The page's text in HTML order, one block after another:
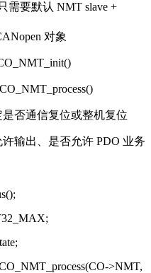
需要默认 NMT slave +
对象
是否通信复位或整机复位
输出、是否允许 PDO 业务
>NMT,